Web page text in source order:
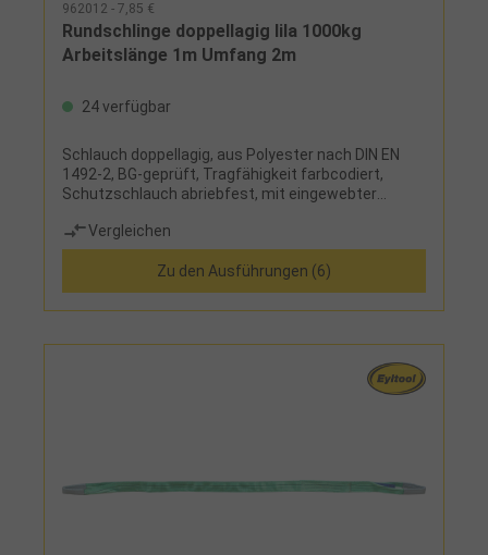
962012 - 7,85 €
Rundschlinge doppellagig lila 1000kg
Arbeitslänge 1m Umfang 2m
24 verfügbar
Schlauch doppellagig, aus Polyester nach DIN EN
1492-2, BG-geprüft, Tragfähigkeit farbcodiert,
Schutzschlauch abriebfest, mit eingewebter
Sicherheit, Sicherheitsetikett mit
Benutzerhinweisen
Vergleichen
Zu den Ausführungen (6)